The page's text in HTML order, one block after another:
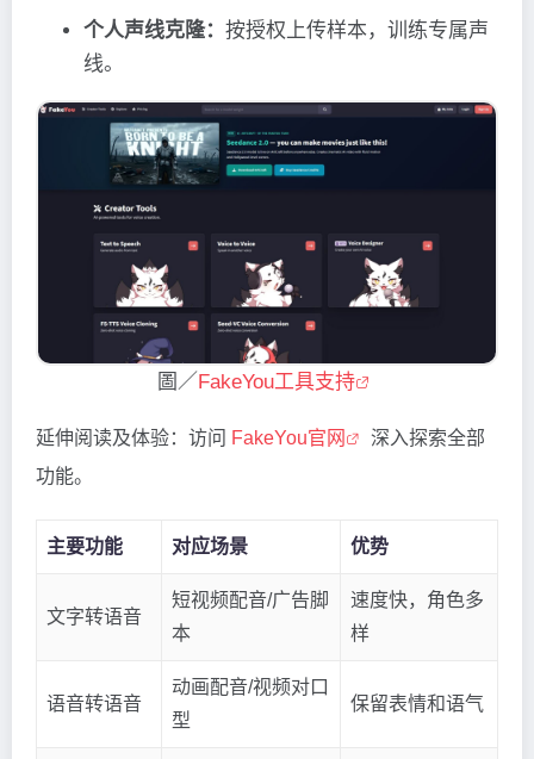
个人声线克隆： 按授权上传样本，训练专属声
线。
圖／ FakeYou工具支持
延伸阅读及体验：访问 FakeYou官网
深入探索全部
功能。
主要功能 对应场景 优势
文字转语音
短视频配音/广告脚
本
速度快，角色多
样
语音转语音
动画配音/视频对口
型
保留表情和语气